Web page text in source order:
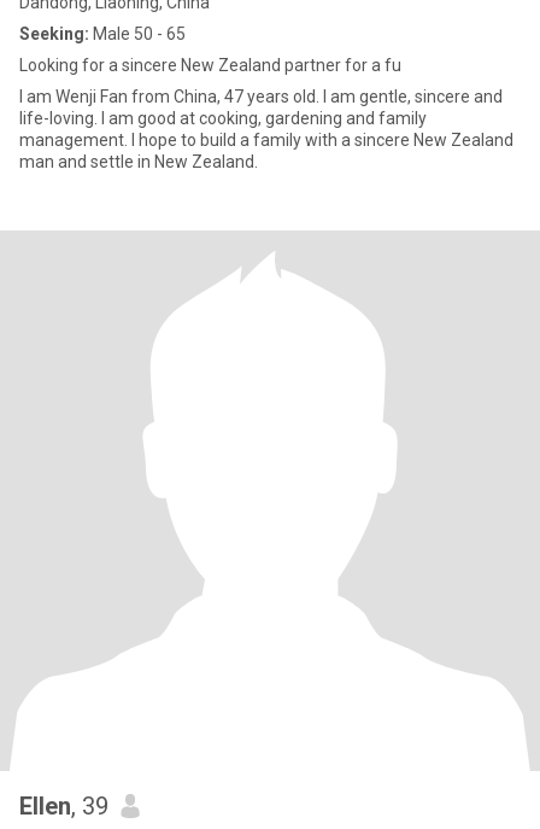
Seeking: Male 50 - 65
Looking for a sincere New Zealand partner for a fu
I am Wenji Fan from China, 47 years old. I am gentle, sincere and
life-loving. I am good at cooking, gardening and family
management. I hope to build a family with a sincere New Zealand
man and settle in New Zealand.
Ellen, 39